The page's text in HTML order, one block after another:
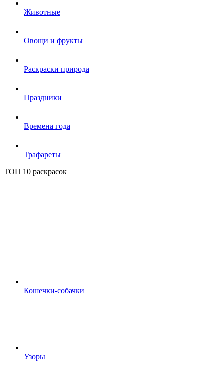
Животные
Овощи и фрукты
Раскраски природа
Праздники
Времена года
Трафареты
ТОП 10 раскрасок
Кошечки-собачки
Узоры